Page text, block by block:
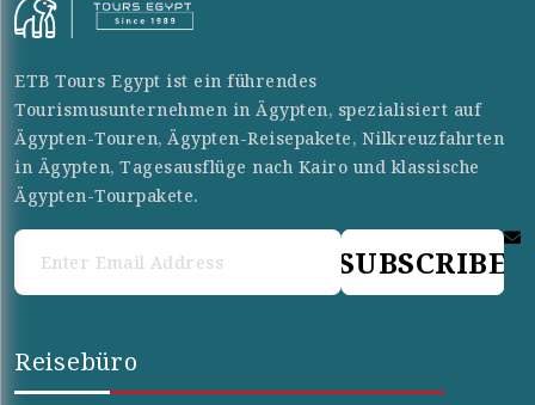
ETB Tours Egypt ist ein führendes
Tourismusunternehmen in Ägypten, spezialisiert auf
Ägypten-Touren, Ägypten-Reisepakete, Nilkreuzfahrten
in Ägypten, Tagesausflüge nach Kairo und klassische
Ägypten-Tourpakete.
SUBSCRIBE
Reisebüro